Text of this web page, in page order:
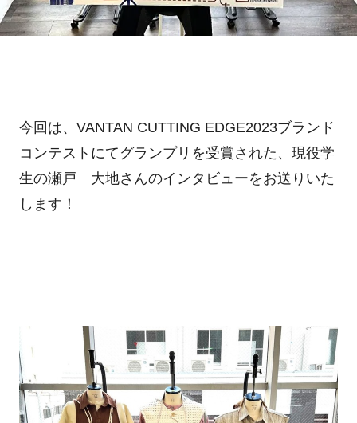
今回は、 VANTAN CUTTING EDGE2023ブランド
コンテストにてグランプリを受賞された、現役学
生の瀬戸 大地さんのインタビューをお送りいた
します！